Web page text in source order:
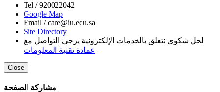
Tel /920022042
Google Map
Email /care@iu.edu.sa
Site Directory
لحل شكوى تتعلق بالخدمات الإلكترونية يرجى التواصل مع
عمادة تقنية المعلومات
Close
مشاركة الصفحة